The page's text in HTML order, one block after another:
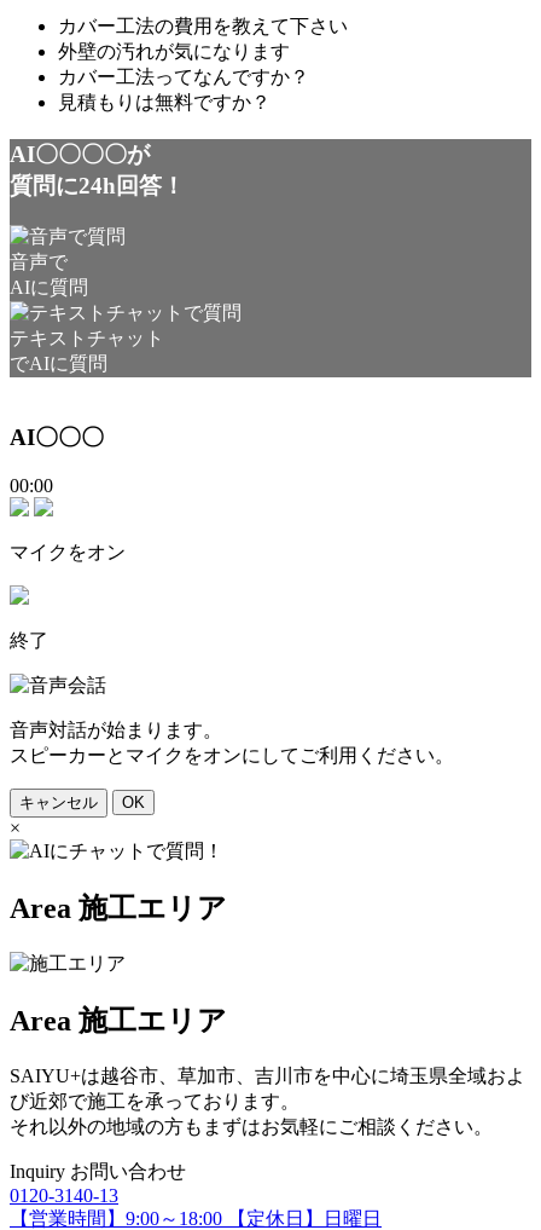
カバー工法の費用を教えて下さい
外壁の汚れが気になります
カバー工法ってなんですか？
見積もりは無料ですか？
AI〇〇〇〇が
質問に24h回答！
音声で
AIに質問
テキストチャット
でAIに質問
AI〇〇〇
00:00
マイクをオン
終了
音声対話が始まります。
スピーカーとマイクをオンにしてご利用ください。
キャンセル OK
×
Area 施工エリア
Area 施工エリア
SAIYU+は越谷市、草加市、吉川市を中心に埼玉県全域およ
び近郊で施工を承っております。
それ以外の地域の方もまずはお気軽にご相談ください。
Inquiry お問い合わせ
0120-3140-13
【営業時間】9:00～18:00 【定休日】日曜日